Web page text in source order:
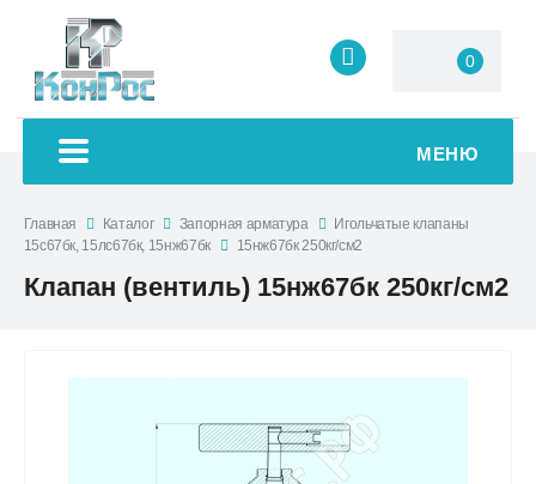
0
МЕНЮ
Главная Каталог Запорная арматура
Игольчатые клапаны
15с67бк, 15лс67бк, 15нж67бк
15нж67бк 250кг/см2
Клапан (вентиль) 15нж67бк 250кг/см2